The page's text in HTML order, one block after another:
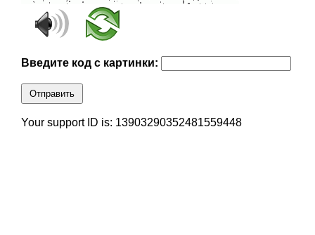
Введите код с картинки:
Отправить
Your support ID is: 13903290352481559448